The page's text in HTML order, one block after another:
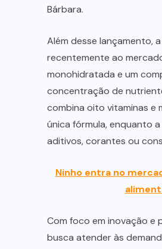
Bárbara.
Além desse lançamento,
recentemente ao
monohidratada e um
concentração de
combina oito vitaminas e
única fórmula, enquanto
aditivos, corantes ou
Ninho entra no
Com foco em inovação e
busca atender às